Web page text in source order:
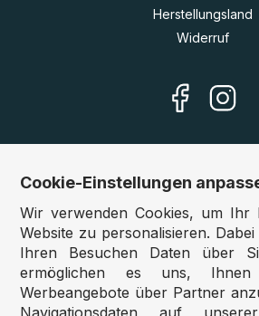
Herstellungsland
Widerruf
Unsere Shops
Deutschland:
Österreich:
Belgien:
Großbritannien:
Cookie-Einstellungen
Wir verwenden Cookies, um Ihr
Website zu personalisieren.
Ihren Besuchen Daten über
ermöglichen es uns, Ihnen
Werbeangebote über Partner
Navigationsdaten auf